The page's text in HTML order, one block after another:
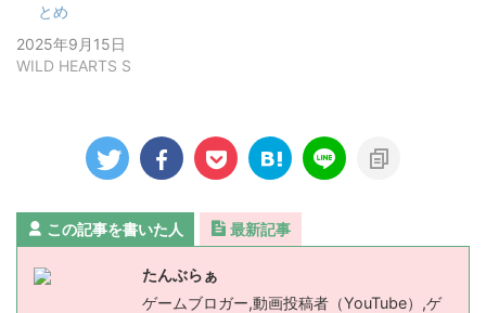
とめ
2025年9月15日
WILD HEARTS S
この記事を書いた人 最新記事
たんぶらぁ
ゲームブロガー,動画投稿者（YouTube）,ゲ